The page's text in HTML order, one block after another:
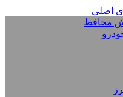
اصلی